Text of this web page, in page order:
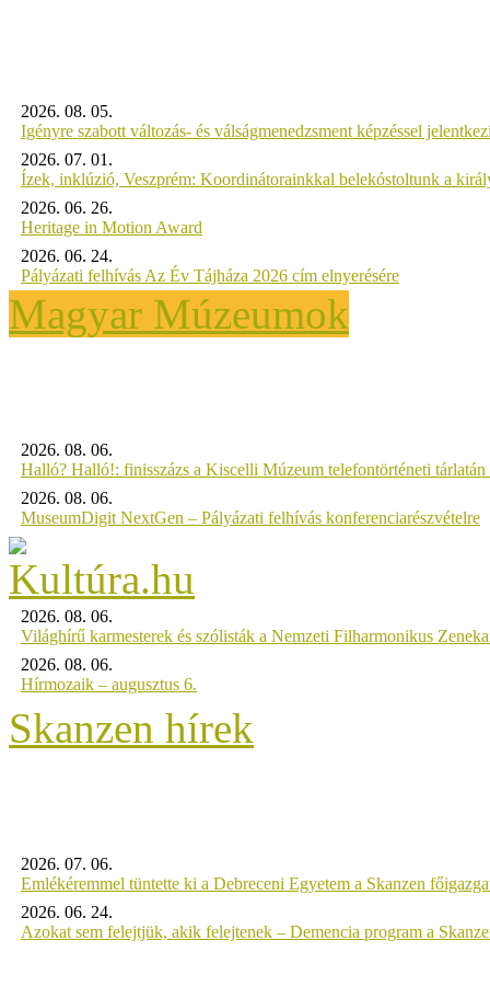
2026. 08. 05.
Igényre szabott változás- és válságmenedzsment képzéssel
2026. 07. 01.
Ízek, inklúzió, Veszprém: Koordinátorainkkal belekóstoltunk a
2026. 06. 26.
Heritage in Motion Award
2026. 06. 24.
Pályázati felhívás Az Év Tájháza 2026 cím elnyerésére
Magyar Múzeumok
2026. 08. 06.
Halló? Halló!: finisszázs a Kiscelli Múzeum telefontörténeti tárlatán
2026. 08. 06.
MuseumDigit NextGen – Pályázati felhívás konferenciarészvételre
2026. 08. 06.
Világhírű karmesterek és szólisták a Nemzeti Filharmonikus
2026. 08. 06.
Hírmozaik – augusztus 6.
Skanzen hírek
2026. 07. 06.
Emlékéremmel tüntette ki a Debreceni Egyetem a Skanzen
2026. 06. 24.
Azokat sem felejtjük, akik felejtenek – Demencia program a